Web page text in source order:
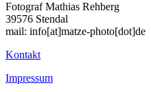
Fotograf Mathias Rehberg
39576 Stendal
mail: info[at]matze-photo[dot]de
Kontakt
Impressum